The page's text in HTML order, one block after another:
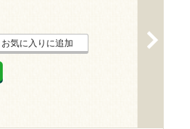
お気に入りに追加